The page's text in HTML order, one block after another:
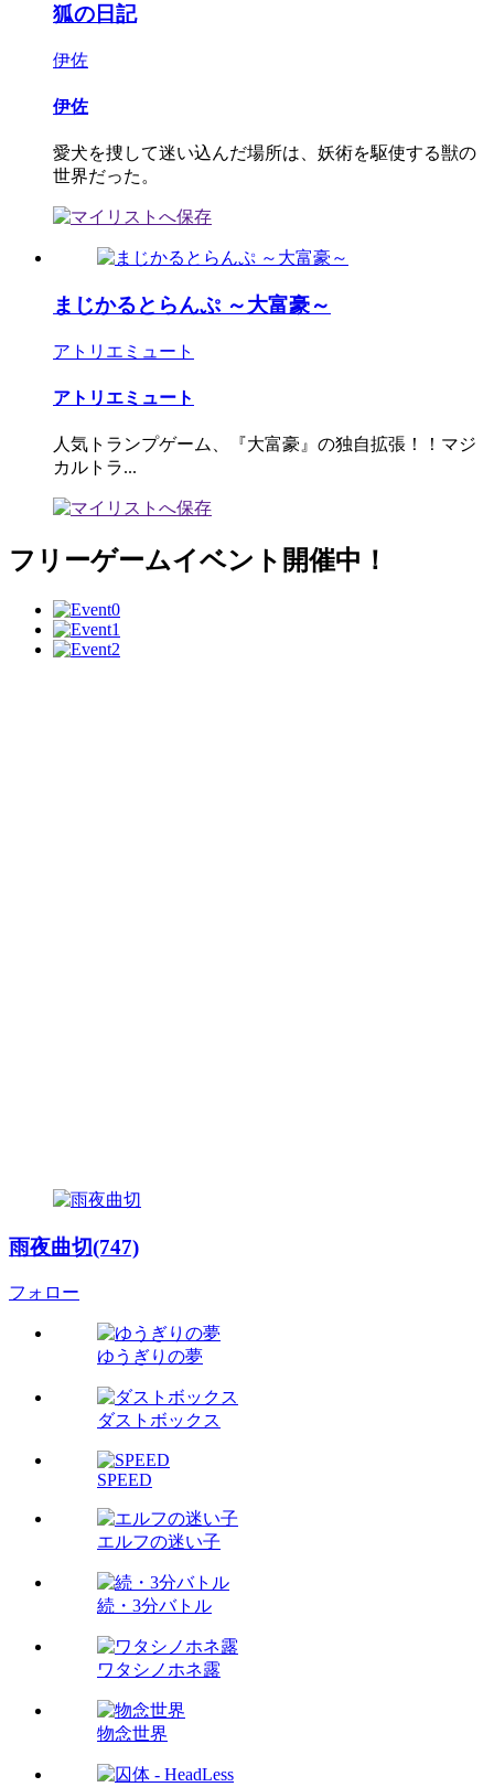
狐の日記
伊佐
伊佐
愛犬を捜して迷い込んだ場所は、妖術を駆使する獣の
世界だった。
まじかるとらんぷ ～大富豪～
アトリエミュート
アトリエミュート
人気トランプゲーム、『大富豪』の独自拡張！！マジ
カルトラ...
フリーゲームイベント開催中！
雨夜曲切(747)
フォロー
ゆうぎりの夢
ダストボックス
SPEED
エルフの迷い子
続・3分バトル
ワタシノホネ露
物念世界